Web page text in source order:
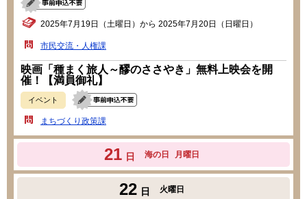
2025年7月19日（土曜日）から 2025年7月20日（日曜日）
市民交流・人権課
映画「種まく旅人～醪のささやき」無料上映会を開
催！【満員御礼】
イベント
まちづくり政策課
21 日 海の日 月曜日
22 日 火曜日